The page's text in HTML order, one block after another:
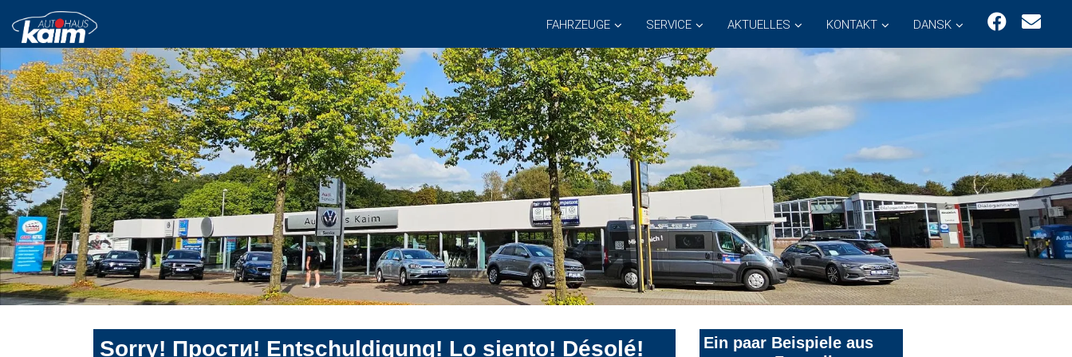
FAHRZEUGE SERVICE AKTUELLES KONTAKT DANSK
Sorry! Прости! Entschuldigung! Lo siento! Désolé!
Ein paar Beispiele aus